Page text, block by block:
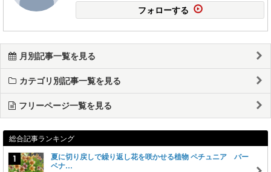
フォローする
月別記事一覧を見る
カテゴリ別記事一覧を見る
フリーページ一覧を見る
総合記事ランキング
夏に切り戻しで繰り返し花を咲かせる植物 ペチュニア バー
ベナ…